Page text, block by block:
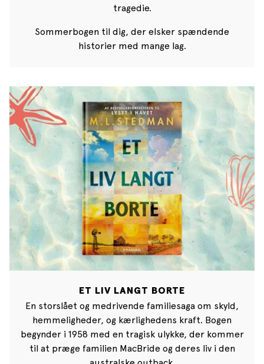
tragedie.
Sommerbogen til dig, der elsker spændende
historier med mange lag.
ET LIV LANGT BORTE
En storslået og medrivende familiesaga om skyld,
hemmeligheder, og kærlighedens kraft. Bogen
begynder i 1958 med en tragisk ulykke, der kommer
til at præge familien MacBride og deres liv i den